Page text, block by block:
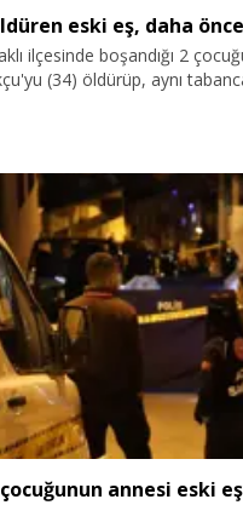
ilçesinde boşandığı 2
(34) öldürüp, aynı
Gündem